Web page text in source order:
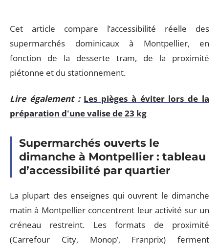
Cet article compare l’accessibilité réelle des
supermarchés dominicaux à Montpellier, en
fonction de la desserte tram, de la proximité
piétonne et du stationnement.
Lire également : Les pièges à éviter lors de la
préparation d'une valise de 23 kg
Supermarchés ouverts le
dimanche à Montpellier : tableau
d’accessibilité par quartier
La plupart des enseignes qui ouvrent le dimanche
matin à Montpellier concentrent leur activité sur un
créneau restreint. Les formats de proximité
(Carrefour City, Monop’, Franprix) ferment